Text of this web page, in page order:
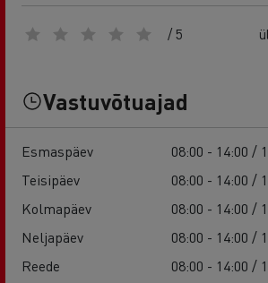
/ 5
Vastuvõtuajad
Esmaspäev
08:00 - 14:00 /
Teisipäev
08:00 - 14:00 /
Kolmapäev
08:00 - 14:00 /
Neljapäev
08:00 - 14:00 /
Reede
08:00 - 14:00 /